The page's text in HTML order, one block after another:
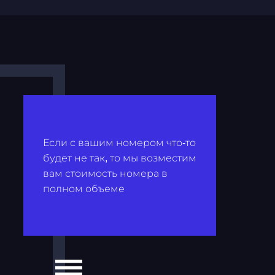
Если с вашим номером что-то
будет не так, то мы возместим
вам стоимость номера в
полном объеме